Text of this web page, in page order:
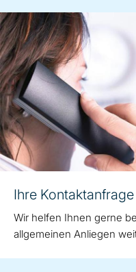
Ihre Kontaktanfrage
Wir helfen Ihnen gerne
allgemeinen Anliegen